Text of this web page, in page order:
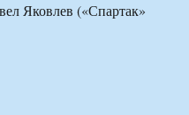
Яковлев («Спартак»